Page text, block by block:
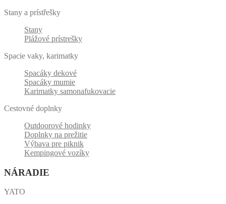
Stany a prístřešky
Stany
Plážové prístrešky
Spacie vaky, karimatky
Spacáky dekové
Spacáky mumie
Karimatky samonafukovacie
Cestovné doplnky
Outdoorové hodinky
Doplnky na prežitie
Výbava pre piknik
Kempingové vozíky
NÁRADIE
YATO